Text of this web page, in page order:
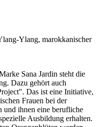
Ylang, marokkanischer
Sana Jardin steht die
Dazu gehört auch
Das ist eine Initiative,
Frauen bei der
und ihnen eine berufliche
Ausbildung erhalten.